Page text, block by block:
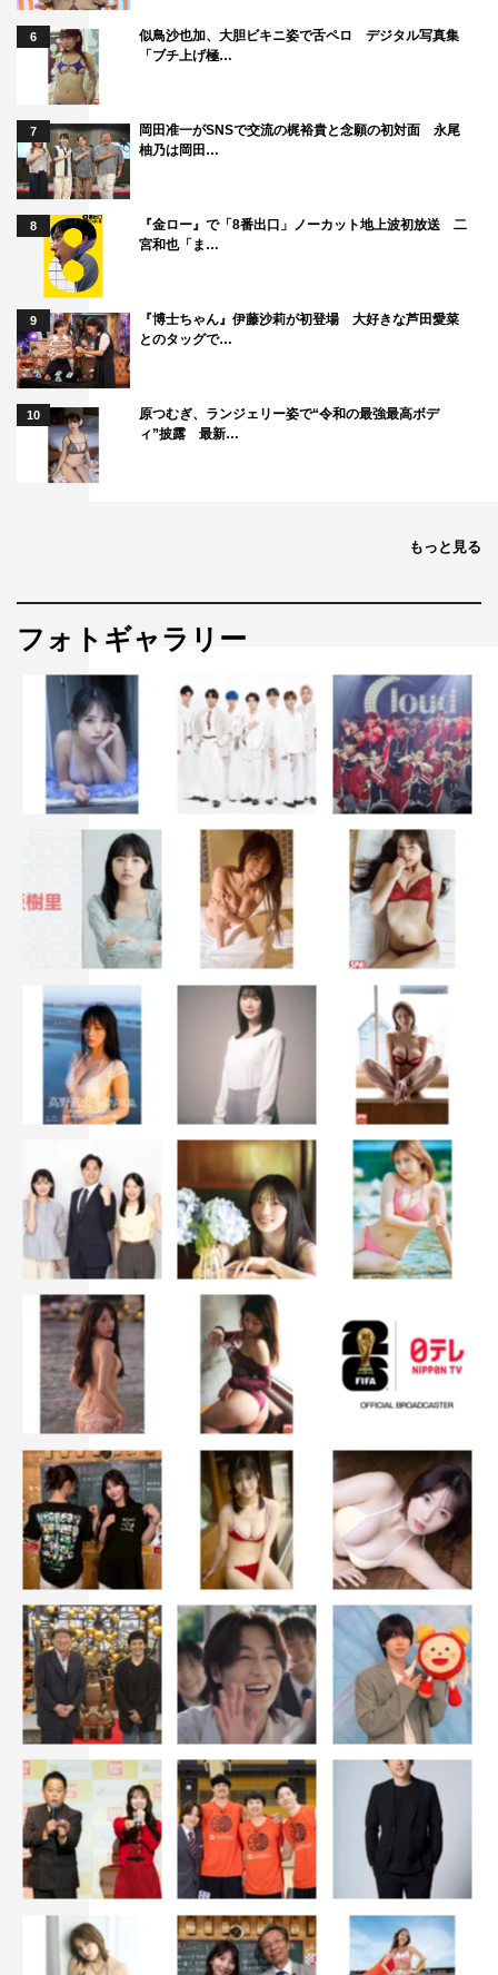
6
似鳥沙也加、大胆ビキニ姿で舌ペロ デジタル写真集
「ブチ上げ極…
7
岡田准一がSNSで交流の梶裕貴と念願の初対面 永尾
柚乃は岡田…
8
『金ロー』で「8番出口」ノーカット地上波初放送 二
宮和也「ま…
9
『博士ちゃん』伊藤沙莉が初登場 大好きな芦田愛菜
とのタッグで…
10
原つむぎ、ランジェリー姿で“令和の最強最高ボデ
ィ”披露 最新…
もっと見る
フォトギャラリー